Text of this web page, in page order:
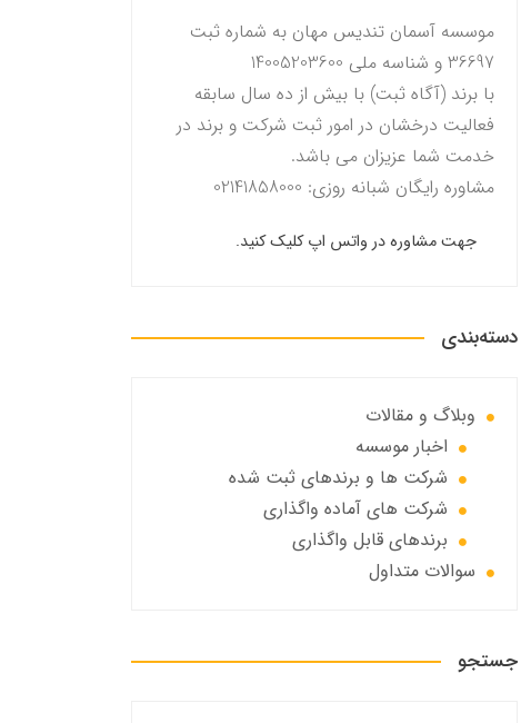
موسسه آسمان تندیس مهان به شماره ثبت
36697 و شناسه ملی 14005203600
با برند (آگاه ثبت) با بیش از ده سال سابقه
فعالیت درخشان در امور ثبت شرکت و برند در
خدمت شما عزیزان می باشد.
مشاوره رایگان شبانه روزی: 02141858000
جهت مشاوره در واتس اپ کلیک کنید.
دسته‌بندی
وبلاگ و مقالات
اخبار موسسه
شرکت ها و برندهای ثبت شده
شرکت های آماده واگذاری
برندهای قابل واگذاری
سوالات متداول
جستجو